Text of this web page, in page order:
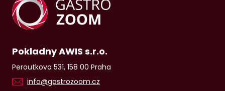
Pokladny AWIS s.r.o.
Peroutkova 531, 158 00 Praha
info@gastrozoom.cz